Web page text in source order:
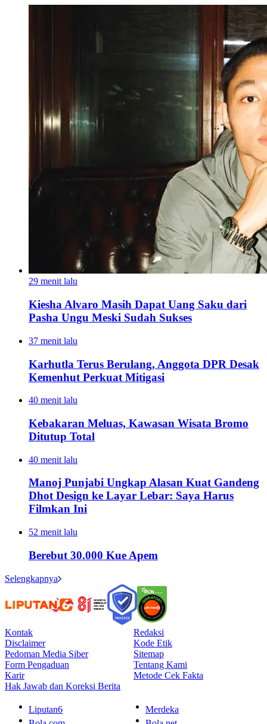
29 menit lalu
Kiesha Alvaro Masih Dapat Uang Saku dari
Pasha Ungu Meski Sudah Sukses
37 menit lalu
Karhutla Terus Berulang, Anggota DPR Desak
Kemenhut Perkuat Mitigasi
40 menit lalu
Kebakaran Meluas, Kawasan Wisata Bromo
Ditutup Total
40 menit lalu
Manoj Punjabi Ungkap Alasan Kuat Gandeng
Dhot Design ke Layar Lebar: Saya Harus
Filmkan Ini
52 menit lalu
Berebut 30.000 Kue Apem
Selengkapnya
Kontak
Redaksi
Disclaimer
Kode Etik
Pedoman Media Siber
Sitemap
Form Pengaduan
Tentang Kami
Karir
Metode Cek Fakta
Hak Jawab dan Koreksi Berita
Liputan6
Merdeka